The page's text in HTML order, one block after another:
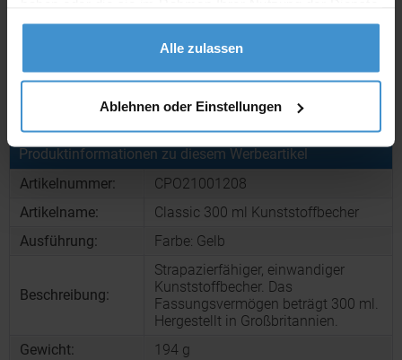
gesammelt haben.
Alle zulassen
Ablehnen oder Einstellungen
ca. 3 - 5 Werktage
Muster bestellen
Produktinformationen zu diesem Werbeartikel
Artikelnummer:
CPO21001208
Artikelname:
Classic 300 ml Kunststoffbecher
Ausführung:
Farbe: Gelb
Beschreibung:
Strapazierfähiger, einwandiger
Kunststoffbecher. Das
Fassungsvermögen beträgt 300 ml.
Hergestellt in Großbritannien.
Gewicht:
194 g